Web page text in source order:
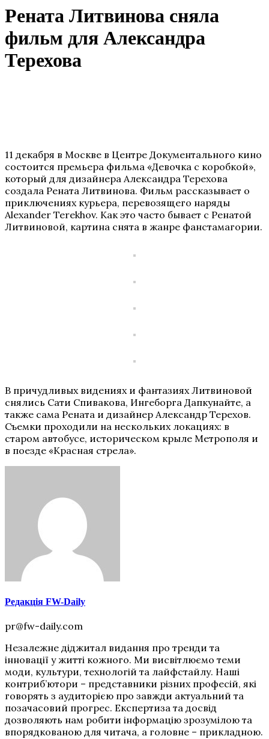
Рената Литвинова сняла
фильм для Александра
Терехова
11 декабря в Москве в Центре Документального кино
состоится премьера фильма «Девочка с коробкой»,
который для дизайнера Александра Терехова
создала Рената Литвинова. Фильм рассказывает о
приключениях курьера, перевозящего наряды
Alexander Terekhov. Как это часто бывает с Ренатой
Литвиновой, картина снята в жанре фанстамагории.
В причудливых видениях и фантазиях Литвиновой
снялись Сати Спивакова, Ингеборга Дапкунайте, а
также сама Рената и дизайнер Александр Терехов.
Съемки проходили на нескольких локациях: в
старом автобусе, историческом крыле Метрополя и
в поезде «Красная стрела».
Редакція FW-Daily
pr@fw-daily.com
Незалежне діджитал видання про тренди та
інновації у житті кожного. Ми висвітлюємо теми
моди, культури, технологій та лайфстайлу. Наші
контриб’ютори – представники різних професій, які
говорять з аудиторією про завжди актуальний та
позачасовий прогрес. Експертиза та досвід
дозволяють нам робити інформацію зрозумілою та
впорядкованою для читача, а головне – прикладною.